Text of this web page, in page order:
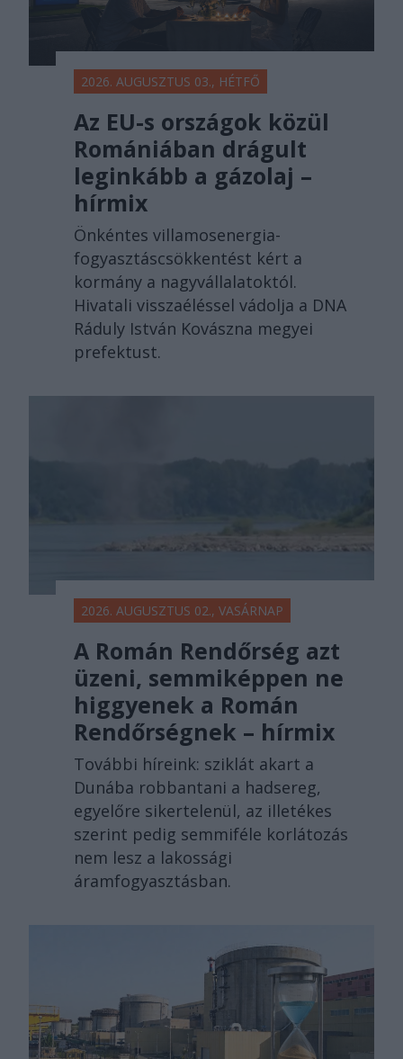
2026. AUGUSZTUS 03., HÉTFŐ
Az EU-s országok közül
Romániában drágult
leginkább a gázolaj –
hírmix
Önkéntes villamosenergia-
fogyasztáscsökkentést kért a
kormány a nagyvállalatoktól.
Hivatali visszaéléssel vádolja a DNA
Ráduly István Kovászna megyei
prefektust.
2026. AUGUSZTUS 02., VASÁRNAP
A Román Rendőrség azt
üzeni, semmiképpen ne
higgyenek a Román
Rendőrségnek – hírmix
További híreink: sziklát akart a
Dunába robbantani a hadsereg,
egyelőre sikertelenül, az illetékes
szerint pedig semmiféle korlátozás
nem lesz a lakossági
áramfogyasztásban.